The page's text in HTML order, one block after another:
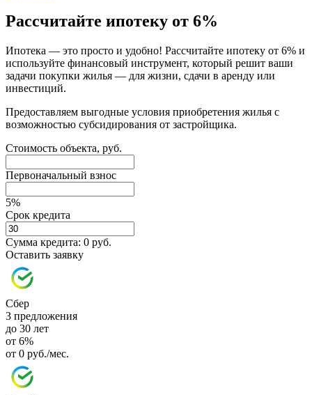
Рассчитайте ипотеку от 6%
Ипотека — это просто и удобно! Рассчитайте ипотеку от 6% и
используйте финансовый инструмент, который решит ваши
задачи покупки жилья — для жизни, сдачи в аренду или
инвестиций.
Предоставляем выгодные условия приобретения жилья с
возможностью субсидирования от застройщика.
Стоимость объекта, руб.
Первоначальный взнос
5%
Срок кредита
Сумма кредита: 0 руб.
Оставить заявку
Сбер
3 предложения
до 30 лет
от 6%
от 0 руб./мес.